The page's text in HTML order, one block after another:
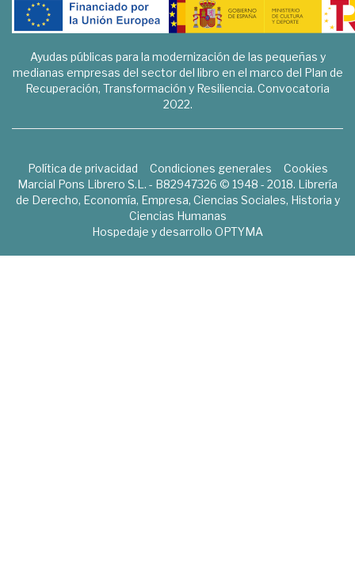
Ayudas públicas para la modernización de las pequeñas y
medianas empresas del sector del libro en el marco del Plan de
Recuperación, Transformación y Resiliencia. Convocatoria
2022.
Política de privacidad Condiciones generales
Cookies
Marcial Pons Librero S.L. - B82947326 © 1948 - 2018. Librería
de Derecho, Economía, Empresa, Ciencias Sociales, Historia y
Ciencias Humanas
Hospedaje y desarrollo OPTYMA